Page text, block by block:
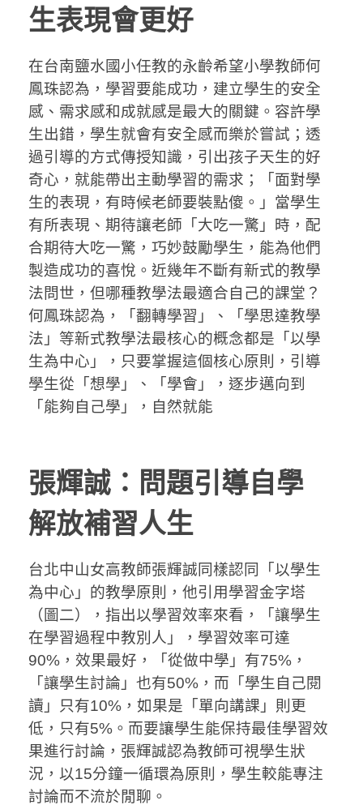
生表現會更好
在台南鹽水國小任教的永齡希望小學教師何
鳳珠認為，學習要能成功，建立學生的安全
感、需求感和成就感是最大的關鍵。容許學
生出錯，學生就會有安全感而樂於嘗試；透
過引導的方式傳授知識，引出孩子天生的好
奇心，就能帶出主動學習的需求；「面對學
生的表現，有時候老師要裝點傻。」當學生
有所表現、期待讓老師「大吃一驚」時，配
合期待大吃一驚，巧妙鼓勵學生，能為他們
製造成功的喜悅。近幾年不斷有新式的教學
法問世，但哪種教學法最適合自己的課堂？
何鳳珠認為，「翻轉學習」、「學思達教學
法」等新式教學法最核心的概念都是「以學
生為中心」，只要掌握這個核心原則，引導
學生從「想學」、「學會」，逐步邁向到
「能夠自己學」，自然就能
張輝誠：問題引導自學
解放補習人生
台北中山女高教師張輝誠同樣認同「以學生
為中心」的教學原則，他引用學習金字塔
（圖二），指出以學習效率來看，「讓學生
在學習過程中教別人」，學習效率可達
90%，效果最好，「從做中學」有75%，
「讓學生討論」也有50%，而「學生自己閱
讀」只有10%，如果是「單向講課」則更
低，只有5%。而要讓學生能保持最佳學習效
果進行討論，張輝誠認為教師可視學生狀
況，以15分鐘一循環為原則，學生較能專注
討論而不流於閒聊。